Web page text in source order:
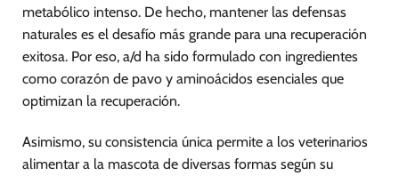
metabólico intenso. De hecho, mantener las defensas
naturales es el desafío más grande para una recuperación
exitosa. Por eso, a/d ha sido formulado con ingredientes
como corazón de pavo y aminoácidos esenciales que
optimizan la recuperación.
Asimismo, su consistencia única permite a los veterinarios
alimentar a la mascota de diversas formas según su